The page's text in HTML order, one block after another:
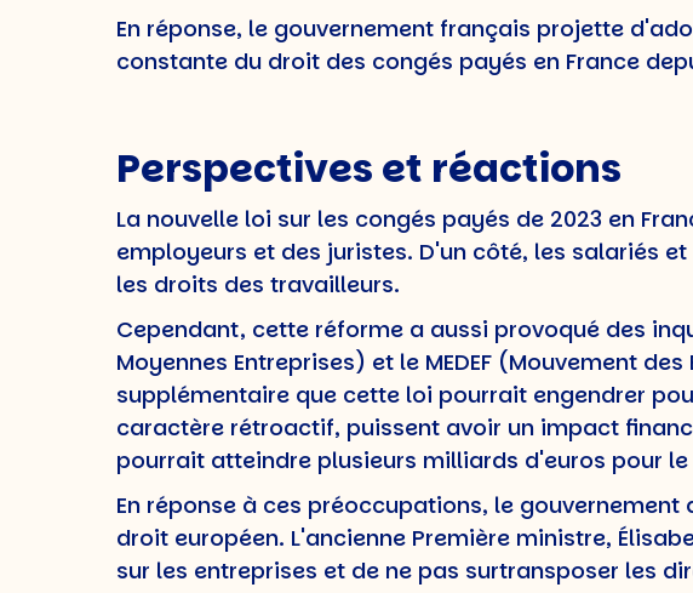
En réponse, le gouvernement français projette
constante du droit des congés payés en France
Perspectives et réactions
La nouvelle loi sur les congés payés de 2023 en
employeurs et des juristes. D'un côté, les salariés
les droits des travailleurs.
Cependant, cette réforme a aussi provoqué des
Moyennes Entreprises) et le MEDEF (Mouvement
supplémentaire que cette loi pourrait engendrer
caractère rétroactif, puissent avoir un impact
pourrait atteindre plusieurs milliards d'euros pour
En réponse à ces préoccupations, le
droit européen. L'ancienne Première ministre,
sur les entreprises et de ne pas surtransposer les